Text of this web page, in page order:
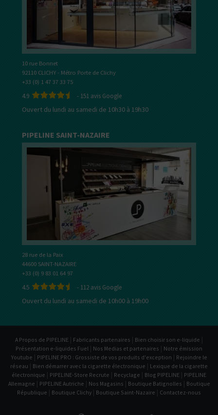
10 rue Bonnet
92110 CLICHY - Métro Porte de Clichy
+33 (0) 1 47 37 33 75
4.9 - 151 avis Google
Ouvert du lundi au samedi de 10h30 à 19h30
PIPELINE SAINT-NAZAIRE
28 rue de la Paix
44600 SAINT-NAZAIRE
+33 (0) 9 83 01 64 97
4.5 - 112 avis Google
Ouvert du lundi au samedi de 10h00 à 19h00
A Propos de PIPELINE | Fabricants partenaires | Bien choisir son e-liquide |
Présentation e-liquides Fuel | Nos Medias et partenaires | Notre émission
Youtube | PIPELINE PRO : Grossiste de vos produits d'exception | Rejoindre le
réseau | Bien démarrer avec la cigarette électronique | Lexique de la cigarette
électronique | PIPELINE-Store Recrute | Recyclage | Blog PIPELINE | PIPELINE
Allemagne | PIPELINE Autriche | Nos Magasins | Boutique Batignolles | Boutique
République | Boutique Clichy | Boutique Saint-Nazaire | Contactez-nous